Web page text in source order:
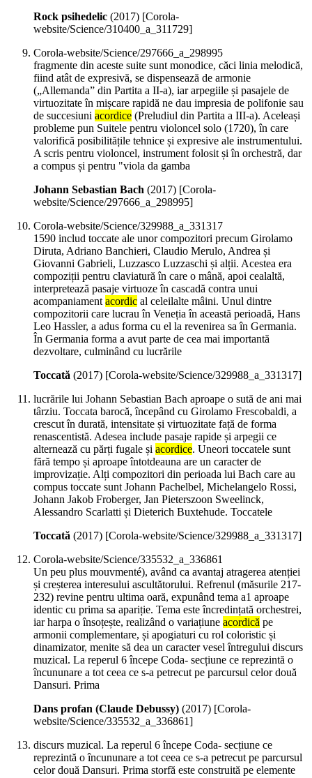
Rock psihedelic (2017) [Corola-
website/Science/310400_a_311729]
Corola-website/Science/297666_a_298995
fragmente din aceste suite sunt monodice, căci linia melodică,
fiind atât de expresivă, se dispensează de armonie
(„Allemanda” din Partita a II-a), iar arpegiile și pasajele de
virtuozitate în mișcare rapidă ne dau impresia de polifonie sau
de succesiuni acordice (Preludiul din Partita a III-a). Aceleași
probleme pun Suitele pentru violoncel solo (1720), în care
valorifică posibilitățile tehnice și expresive ale instrumentului.
A scris pentru violoncel, instrument folosit și în orchestră, dar
a compus și pentru "viola da gamba
Johann Sebastian Bach (2017) [Corola-
website/Science/297666_a_298995]
Corola-website/Science/329988_a_331317
1590 includ toccate ale unor compozitori precum Girolamo
Diruta, Adriano Banchieri, Claudio Merulo, Andrea și
Giovanni Gabrieli, Luzzasco Luzzaschi și alții. Acestea era
compoziții pentru claviatură în care o mână, apoi cealaltă,
interpretează pasaje virtuoze în cascadă contra unui
acompaniamentacordic al celeilalte mâini. Unul dintre
compozitorii care lucrau în Veneția în această perioadă, Hans
Leo Hassler, a adus forma cu el la revenirea sa în Germania.
În Germania forma a avut parte de cea mai importantă
dezvoltare, culminând cu lucrările
Toccată (2017) [Corola-website/Science/329988_a_331317]
lucrările lui Johann Sebastian Bach aproape o sută de ani mai
târziu. Toccata barocă, începând cu Girolamo Frescobaldi, a
crescut în durată, intensitate și virtuozitate față de forma
renascentistă. Adesea include pasaje rapide și arpegii ce
alternează cu părți fugale și acordice. Uneori toccatele sunt
fără tempo și aproape întotdeauna are un caracter de
improvizație. Alți compozitori din perioada lui Bach care au
compus toccate sunt Johann Pachelbel, Michelangelo Rossi,
Johann Jakob Froberger, Jan Pieterszoon Sweelinck,
Alessandro Scarlatti și Dieterich Buxtehude. Toccatele
Toccată (2017) [Corola-website/Science/329988_a_331317]
Corola-website/Science/335532_a_336861
Un peu plus mouvmenté), având ca avantaj atragerea atenției
și creșterea interesului ascultătorului. Refrenul (măsurile 217-
232) revine pentru ultima oară, expunând tema a1 aproape
identic cu prima sa apariție. Tema este încredințată orchestrei,
iar harpa o însoțește, realizând o variațiune acordică pe
armonii complementare, și apogiaturi cu rol coloristic și
dinamizator, menite să dea un caracter vesel întregului discurs
muzical. La reperul 6 începe Coda- secțiune ce reprezintă o
încununare a tot ceea ce s-a petrecut pe parcursul celor două
Dansuri. Prima
Dans profan (Claude Debussy) (2017) [Corola-
website/Science/335532_a_336861]
discurs muzical. La reperul 6 începe Coda- secțiune ce
reprezintă o încununare a tot ceea ce s-a petrecut pe parcursul
celor două Dansuri. Prima storfă este construită pe elemente